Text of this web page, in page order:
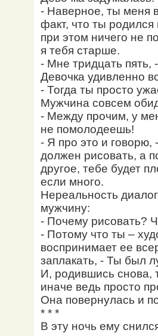
- Наверное, ты меня
факт, что ты родился
при этом ничего не
я тебя старше.
- Мне тридцать пять,
Девочка удивленно
- Тогда ты просто
Мужчина совсем
- Между прочим, у
не помолодеешь!
- Я про это и говорю,
должен рисовать, а
другое, тебе будет
если много.
Нереальность
мужчину:
- Почему рисовать?
- Потому что ты –
воспринимает ее
заплакать, - Ты был
И, родившись снова,
иначе ведь просто
Она повернулась и
* * *
В эту ночь ему